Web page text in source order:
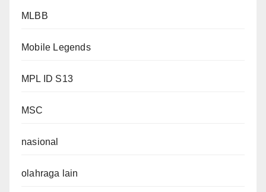
MLBB
Mobile Legends
MPL ID S13
MSC
nasional
olahraga lain